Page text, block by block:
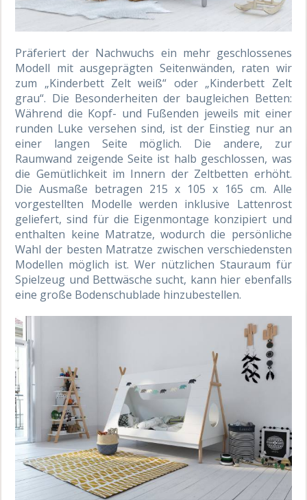
Präferiert der Nachwuchs ein mehr geschlossenes
Modell mit ausgeprägten Seitenwänden, raten wir
zum „Kinderbett Zelt weiß“ oder „Kinderbett Zelt
grau“. Die Besonderheiten der baugleichen Betten:
Während die Kopf- und Fußenden jeweils mit einer
runden Luke versehen sind, ist der Einstieg nur an
einer langen Seite möglich. Die andere, zur
Raumwand zeigende Seite ist halb geschlossen, was
die Gemütlichkeit im Innern der Zeltbetten erhöht.
Die Ausmaße betragen 215 x 105 x 165 cm. Alle
vorgestellten Modelle werden inklusive Lattenrost
geliefert, sind für die Eigenmontage konzipiert und
enthalten keine Matratze, wodurch die persönliche
Wahl der besten Matratze zwischen verschiedensten
Modellen möglich ist. Wer nützlichen Stauraum für
Spielzeug und Bettwäsche sucht, kann hier ebenfalls
eine große Bodenschublade hinzubestellen.